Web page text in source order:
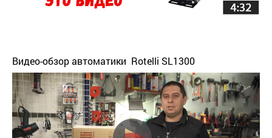
Видео-обзор автоматики Rotelli SL1300